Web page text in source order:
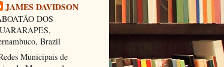
JAMES DAVIDSON
DOS
Brazil
Municipais de